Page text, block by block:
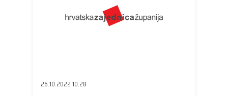
26.10.2022 10:28